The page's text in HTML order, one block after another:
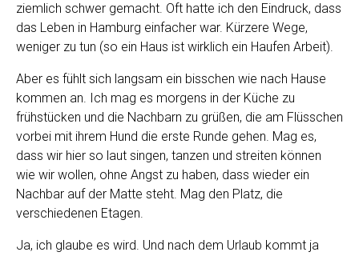
ziemlich schwer gemacht. Oft hatte ich den Eindruck, dass
das Leben in Hamburg einfacher war. Kürzere Wege,
weniger zu tun (so ein Haus ist wirklich ein Haufen Arbeit).
Aber es fühlt sich langsam ein bisschen wie nach Hause
kommen an. Ich mag es morgens in der Küche zu
frühstücken und die Nachbarn zu grüßen, die am Flüsschen
vorbei mit ihrem Hund die erste Runde gehen. Mag es,
dass wir hier so laut singen, tanzen und streiten können
wie wir wollen, ohne Angst zu haben, dass wieder ein
Nachbar auf der Matte steht. Mag den Platz, die
verschiedenen Etagen.
Ja, ich glaube es wird. Und nach dem Urlaub kommt ja